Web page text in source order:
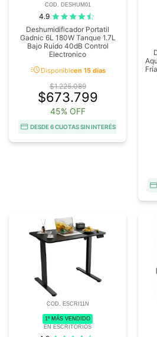
COD. DESHUM01
4.9
Deshumidificador Portatil
Gadnic 6L 180W Tanque 1.7L
Bajo Ruido 40dB Control
Electronico
acuteDisponibleen 15 días
$1.225.089
$673.799
45% OFF
DESDE 6 CUOTAS SIN INTERÉS
COD. ESCRI11N
1º MÁS VENDIDO
EN ESCRITORIOS